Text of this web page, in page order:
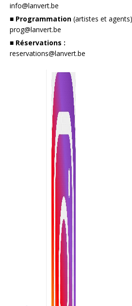
info@lanvert.be
■ Programmation (artistes et
prog@lanvert.be
■ Réservations :
reservations@lanvert.be